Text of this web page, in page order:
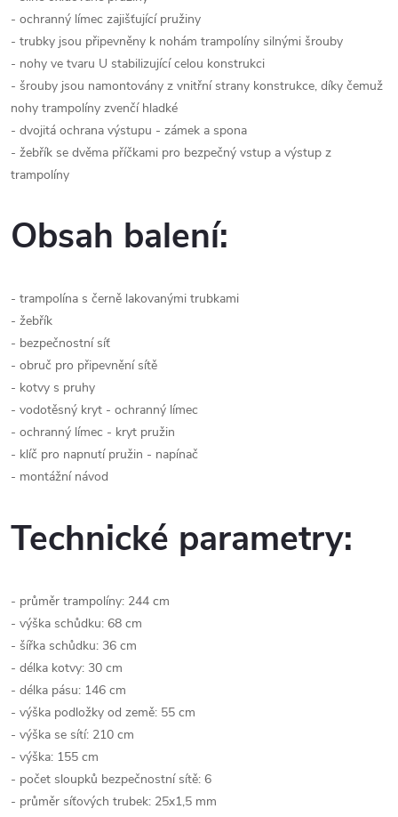
- ochranný límec zajišťující pružiny
- trubky jsou připevněny k nohám trampolíny silnými šrouby
- nohy ve tvaru U stabilizující celou konstrukci
- šrouby jsou namontovány z vnitřní strany konstrukce, díky čemuž
nohy trampolíny zvenčí hladké
- dvojitá ochrana výstupu - zámek a spona
- žebřík se dvěma příčkami pro bezpečný vstup a výstup z
trampolíny
Obsah balení:
- trampolína s černě lakovanými trubkami
- žebřík
- bezpečnostní síť
- obruč pro připevnění sítě
- kotvy s pruhy
- vodotěsný kryt - ochranný límec
- ochranný límec - kryt pružin
- klíč pro napnutí pružin - napínač
- montážní návod
Technické parametry:
- průměr trampolíny: 244 cm
- výška schůdku: 68 cm
- šířka schůdku: 36 cm
- délka kotvy: 30 cm
- délka pásu: 146 cm
- výška podložky od země: 55 cm
- výška se sítí: 210 cm
- výška: 155 cm
- počet sloupků bezpečnostní sítě: 6
- průměr síťových trubek: 25x1,5 mm